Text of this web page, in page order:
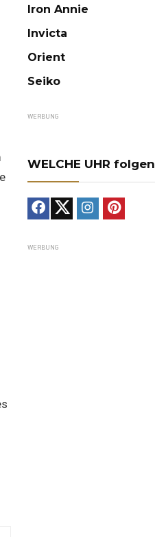
Iron Annie
Invicta
Orient
Seiko
WERBUNG
WELCHE UHR folgen
WERBUNG